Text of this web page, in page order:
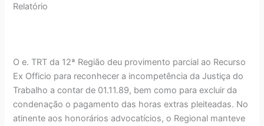
Relatório
O e. TRT da 12ª Região deu provimento parcial ao Recurso
Ex Officio para reconhecer a incompetência da Justiça do
Trabalho a contar de 01.11.89, bem como para excluir da
condenação o pagamento das horas extras pleiteadas. No
atinente aos honorários advocatícios, o Regional manteve